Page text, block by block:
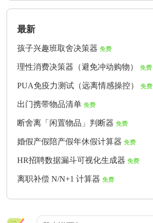
最新
孩子兴趣班取舍决策器 免费
理性消费决策器（避免冲动购物） 免费
PUA免疫力测试（远离情感操控） 免费
出门携带物品清单 免费
断舍离「闲置物品」判断器 免费
婚假产假陪产假年休假计算器 免费
HR招聘数据漏斗可视化生成器 免费
离职补偿 N/N+1 计算器 免费